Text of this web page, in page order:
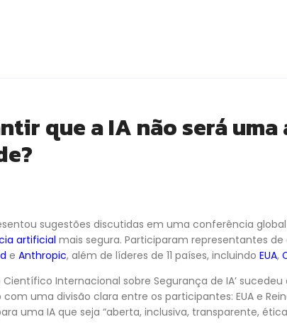
que a IA não será uma
sugestões discutidas em uma conferência
artificial mais segura. Participaram representantes
e Anthropic, além de líderes de 11 países, incluindo EUA,
Internacional sobre Segurança de IA’ sucedeu
uma divisão clara entre os participantes: EUA e
uma IA que seja “aberta, inclusiva, transparente,